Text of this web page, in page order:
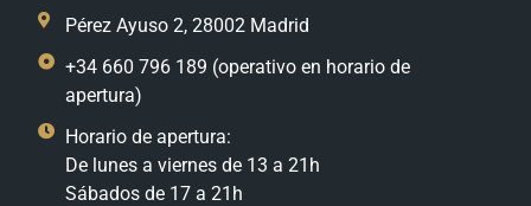
Pérez Ayuso 2, 28002 Madrid
+34 660 796 189 (operativo en horario de
apertura)
Horario de apertura:
De lunes a viernes de 13 a 21h
Sábados de 17 a 21h